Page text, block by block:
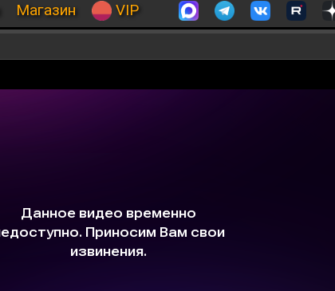
Магазин VIP